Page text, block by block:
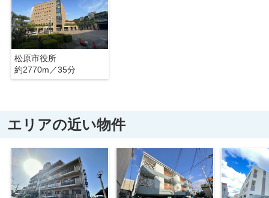
松原市役所
約2770m／35分
エリアの近い物件